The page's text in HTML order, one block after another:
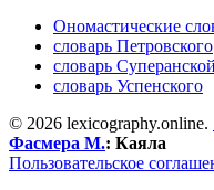
Ономастические
словарь Петровского
словарь Суперанской
словарь Успенского
© 2026 lexicography.online.
Фасмера М.: Каяла
Пользовательское